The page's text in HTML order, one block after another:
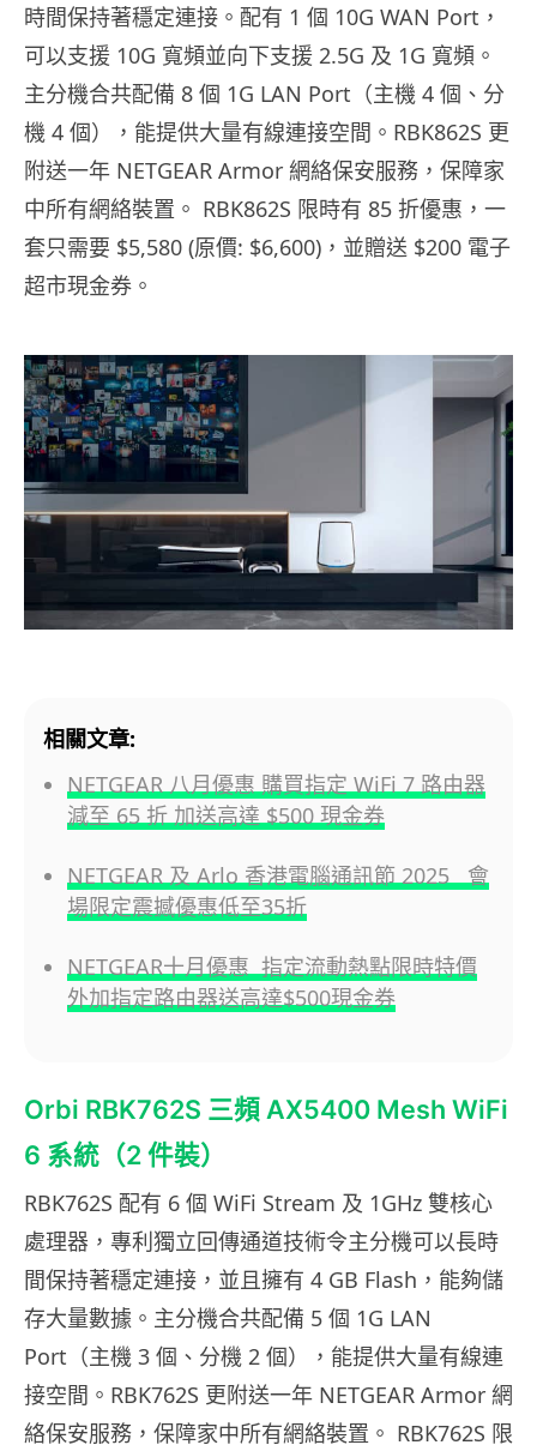
時間保持著穩定連接。配有 1 個 10G WAN Port，
可以支援 10G 寬頻並向下支援 2.5G 及 1G 寬頻。
主分機合共配備 8 個 1G LAN Port（主機 4 個、分
機 4 個），能提供大量有線連接空間。RBK862S 更
附送一年 NETGEAR Armor 網絡保安服務，保障家
中所有網絡裝置。 RBK862S 限時有 85 折優惠，一
套只需要 $5,580 (原價: $6,600)，並贈送 $200 電子
超市現金券。
相關文章:
NETGEAR 八月優惠 購買指定 WiFi 7 路由器
減至 65 折 加送高達 $500 現金券
NETGEAR 及 Arlo 香港電腦通訊節 2025 會
場限定震撼優惠低至35折
NETGEAR十月優惠 指定流動熱點限時特價
外加指定路由器送高達$500現金券
Orbi RBK762S 三頻 AX5400 Mesh WiFi
6 系統（2 件裝）
RBK762S 配有 6 個 WiFi Stream 及 1GHz 雙核心
處理器，專利獨立回傳通道技術令主分機可以長時
間保持著穩定連接，並且擁有 4 GB Flash，能夠儲
存大量數據。主分機合共配備 5 個 1G LAN
Port（主機 3 個、分機 2 個），能提供大量有線連
接空間。RBK762S 更附送一年 NETGEAR Armor 網
絡保安服務，保障家中所有網絡裝置。 RBK762S 限